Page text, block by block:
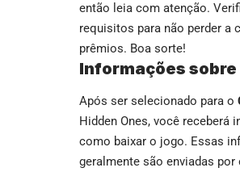
então leia com atenção.
requisitos para não perder a
prêmios. Boa sorte!
Informações
Após ser selecionado para o
Hidden Ones, você receberá
como baixar o jogo. Essas
geralmente são enviadas por